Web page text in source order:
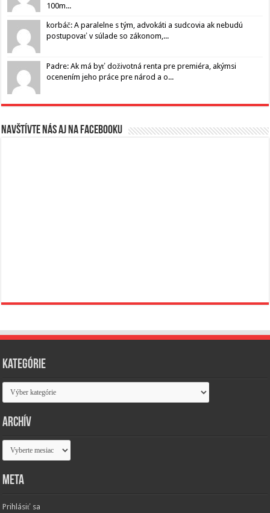
100m...
korbáč: A paralelne s tým, advokáti a sudcovia ak nebudú
postupovať v súlade so zákonom,...
Padre: Ak má byť doživotná renta pre premiéra, akýmsi
ocenením jeho práce pre národ a o...
Navštívte nás aj na Facebooku
Kategórie
Kategórie
Archív
Archív
Meta
Prihlásiť sa